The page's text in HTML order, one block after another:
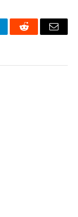
Reddit Email